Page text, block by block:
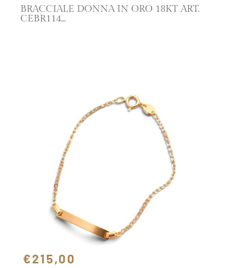
BRACCIALE DONNA IN ORO 18KT ART.
CEBR114
€215,00